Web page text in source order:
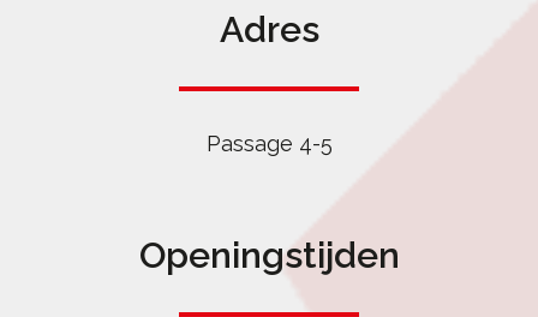
Adres
Passage 4-5
Openingstijden